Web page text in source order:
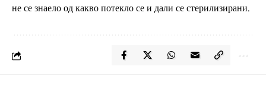
не се знаело од какво потекло се и дали се стерилизирани.